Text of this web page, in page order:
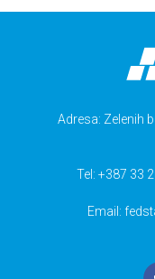
Adresa: Zelenih
Tel: +387 33
Email: